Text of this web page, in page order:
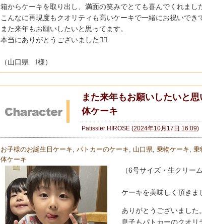
箱からケーキを取り出し、満面の笑みでとても喜んでくれまし
こんなに再現度もクオリティも高いケーキで一緒にお祝いでき
また来年もお願いしたいと思ってます。
本当にありがとうございました🙇‍♀️
（山口県 I様）
また来年もお願いしたいと
体ケーキ
Patissier HIROSE(2024年10月17日 16:09)
お子様のお誕生日ケーキ パトカーのケーキ 山口県, 乗物ケーキ 乗
体ケーキ
（6号サイズ・生クリー
ケーキを美味しく頂きま
ありがとうございました。
息子もパトカーのクオリ